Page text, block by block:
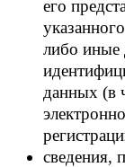
его
либо иные
данных (в
сведения,